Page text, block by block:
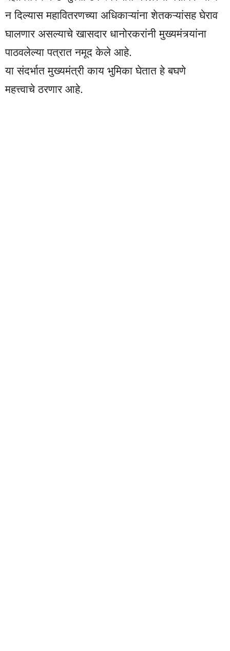
न दिल्यास महावितरणच्या अधिकाऱ्यांना शेतकऱ्यांसह घेराव
घालणार असल्याचे खासदार धानोरकरांनी मुख्यमंत्र्यांना
पाठवलेल्या पत्रात नमूद केले आहे.
या संदर्भात मुख्यमंत्री काय भुमिका घेतात हे बघणे
महत्त्वाचे ठरणार आहे.